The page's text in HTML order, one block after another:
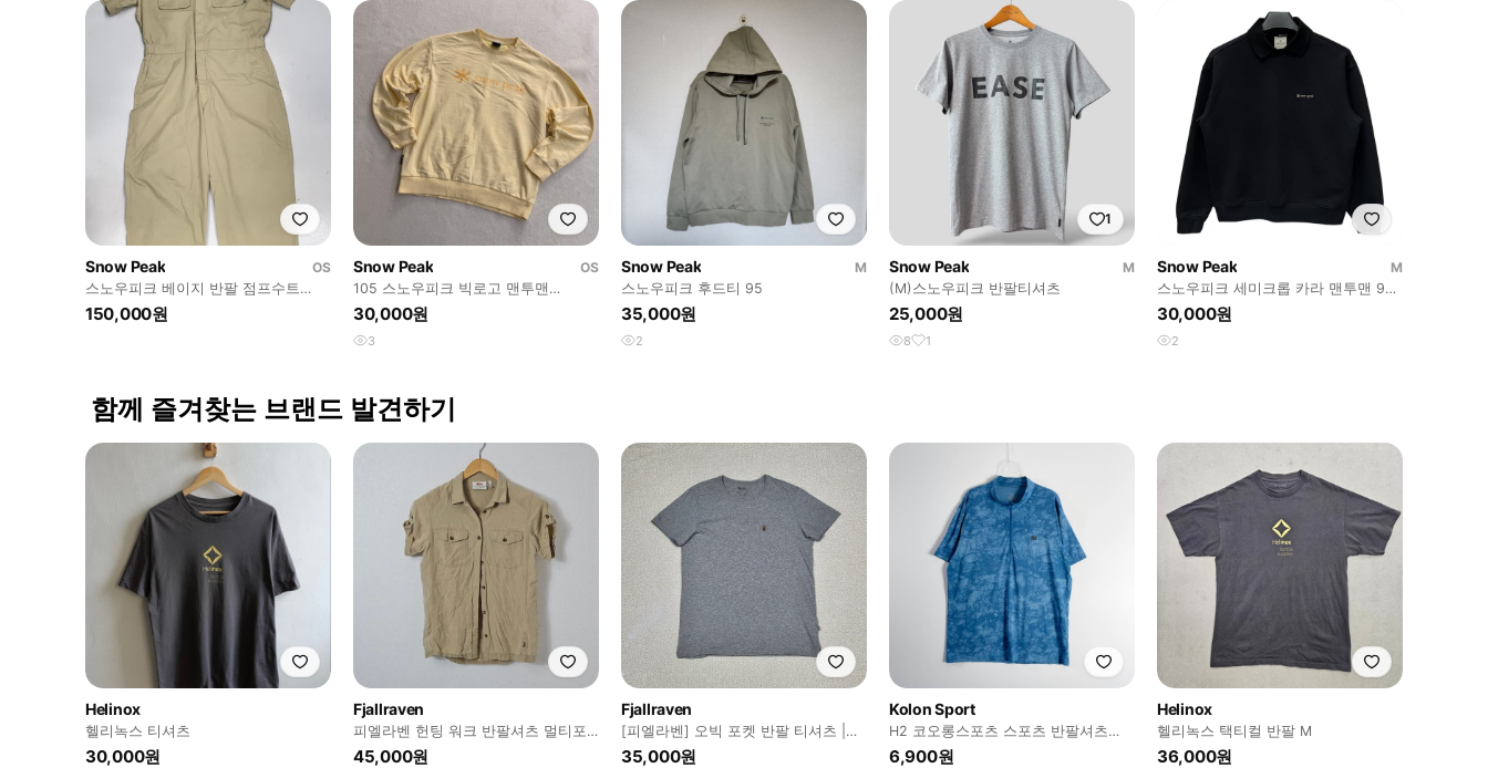
Snow Peak
OS
스노우피크 베이지 반팔 점프수트
(100)
150,000원
Snow Peak
OS
105 스노우피크 빅로고 맨투맨
0616T2
30,000원
3
Snow Peak
M
스노우피크 후드티 95
35,000원
2
1
Snow Peak
M
(M)스노우피크 반팔티셔츠
25,000원
8 1
Snow Peak
M
스노우피크 세미크롭 카라 맨투맨 90
M
30,000원
2
함께 즐겨찾는 브랜드 발견하기
Helinox
헬리녹스 티셔츠
30,000원
Fjallraven
피엘라벤 헌팅 워크 반팔셔츠 멀티포
켓 롤업 y2k 빈티지 XS 90 정품
45,000원
Fjallraven
[피엘라벤] 오빅 포켓 반팔 티셔츠 |
S00607
35,000원
Kolon Sport
H2 코오롱스포츠 스포츠 반팔셔츠
105-110사이즈
6,900원
Helinox
헬리녹스 택티컬 반팔 M
36,000원